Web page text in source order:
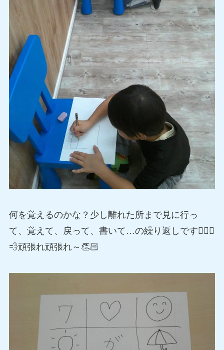
何を覚えるのかな？少し離れた所まで見に行っ
て、覚えて、戻って、書いて…の繰り返しです🏃🏻‍♂️
💨頑張れ頑張れ～👏🏻